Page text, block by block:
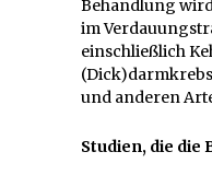
Behandlung
im
einschließlich
und anderen
Studien, die die